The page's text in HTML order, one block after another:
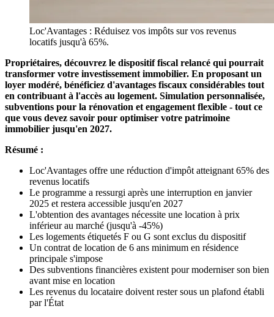
Loc'Avantages : Réduisez vos impôts sur vos revenus
locatifs jusqu'à 65%.
Propriétaires, découvrez le dispositif fiscal relancé qui pourrait
transformer votre investissement immobilier. En proposant un
loyer modéré, bénéficiez d'avantages fiscaux considérables tout
en contribuant à l'accès au logement. Simulation personnalisée,
subventions pour la rénovation et engagement flexible - tout ce
que vous devez savoir pour optimiser votre patrimoine
immobilier jusqu'en 2027.
Résumé :
Loc'Avantages offre une réduction d'impôt atteignant 65% des
revenus locatifs
Le programme a ressurgi après une interruption en janvier
2025 et restera accessible jusqu'en 2027
L'obtention des avantages nécessite une location à prix
inférieur au marché (jusqu'à -45%)
Les logements étiquetés F ou G sont exclus du dispositif
Un contrat de location de 6 ans minimum en résidence
principale s'impose
Des subventions financières existent pour moderniser son bien
avant mise en location
Les revenus du locataire doivent rester sous un plafond établi
par l'État